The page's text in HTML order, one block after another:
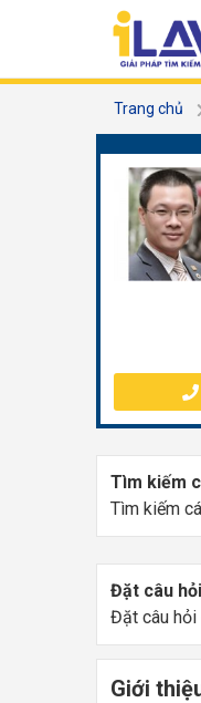
Trang chủ
Tìm kiếm
Tìm kiếm
Đặt câu
Đặt câu
Giới